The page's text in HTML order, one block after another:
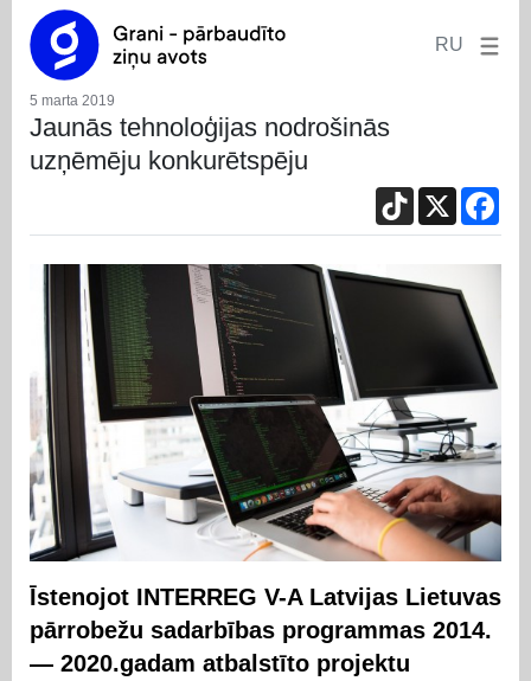
RU
5 marta 2019
Jaunās tehnoloģijas nodrošinās
uzņēmēju konkurētspēju
TikTok
X
Īstenojot INTERREG V-A Latvijas Lietuvas
pārrobežu sadarbības programmas 2014.
— 2020.gadam atbalstīto projektu